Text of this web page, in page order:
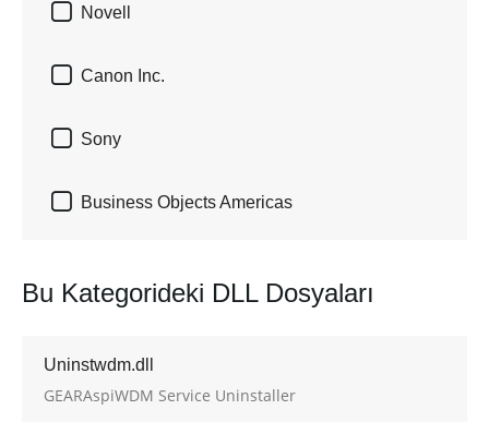
 Novell
 Canon Inc.
 Sony
 Business Objects Americas
Bu Kategorideki DLL Dosyaları
Uninstwdm.dll
GEARAspiWDM Service Uninstaller